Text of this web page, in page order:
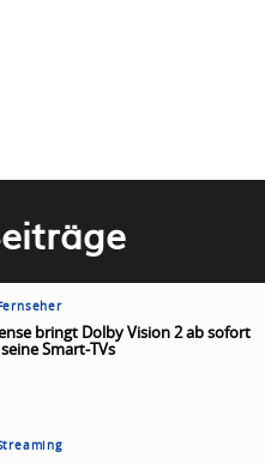
bringt Dolby Vision 2 ab sofort
Smart-TVs